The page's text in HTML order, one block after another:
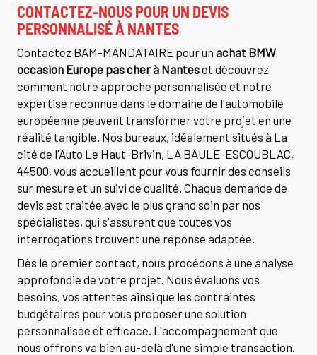
CONTACTEZ-NOUS POUR UN DEVIS
PERSONNALISÉ À NANTES
Contactez BAM-MANDATAIRE pour un achat BMW
occasion Europe pas cher à Nanteset découvrez
comment notre approche personnalisée et notre
expertise reconnue dans le domaine de l'automobile
européenne peuvent transformer votre projet en une
réalité tangible. Nos bureaux, idéalement situés à La
cité de l'Auto Le Haut-Brivin, LA BAULE-ESCOUBLAC,
44500, vous accueillent pour vous fournir des conseils
sur mesure et un suivi de qualité. Chaque demande de
devis est traitée avec le plus grand soin par nos
spécialistes, qui s'assurent que toutes vos
interrogations trouvent une réponse adaptée.
Dès le premier contact, nous procédons à une analyse
approfondie de votre projet. Nous évaluons vos
besoins, vos attentes ainsi que les contraintes
budgétaires pour vous proposer une solution
personnalisée et efficace. L'accompagnement que
nous offrons va bien au-delà d'une simple transaction.